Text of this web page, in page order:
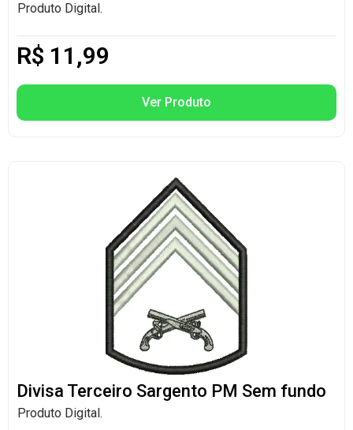
Produto Digital.
R$ 11,99
Ver Produto
Divisa Terceiro Sargento PM Sem fundo
Produto Digital.